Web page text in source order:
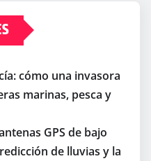
cómo una invasora
marinas, pesca y
GPS de bajo
de lluvias y la